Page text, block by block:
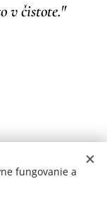
v čistote."
fungovanie a